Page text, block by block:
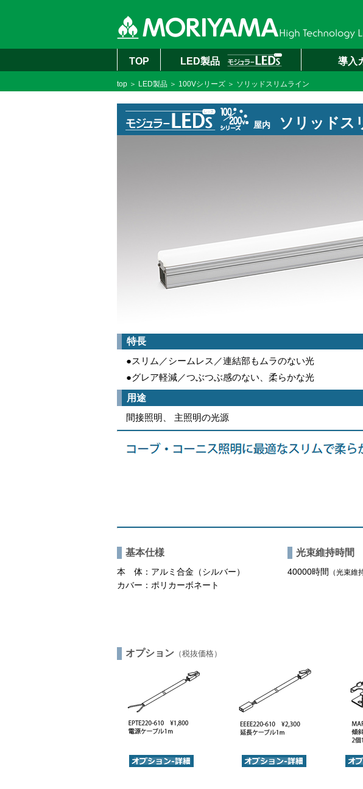
TOP LED製品 導入
top ＞ LED製品 ＞ 100Vシリーズ ＞ ソリッドスリムライン
屋内 ソリッドス
特長
●スリム／シームレス／連結部もムラのない光
●グレア軽減／つぶつぶ感のない、柔らかな光
用途
間接照明、 主照明の光源
基本仕様
本 体：アルミ合金（シルバー）
カバー：ポリカーボネート
光束維持時間
40000時間 （光束維
オプション （税抜価格）